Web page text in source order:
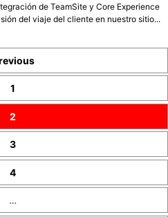
de TeamSite y Core Experience
del viaje del cliente en nuestro sitio...
1
2
3
4
…